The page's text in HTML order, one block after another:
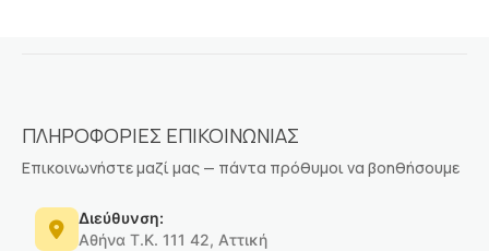
ΠΛΗΡΟΦΟΡΙΕΣ ΕΠΙΚΟΙΝΩΝΙΑΣ
Επικοινωνήστε μαζί μας — πάντα πρόθυμοι να βοηθήσουμε
Διεύθυνση:
Αθήνα Τ.Κ. 111 42, Αττική